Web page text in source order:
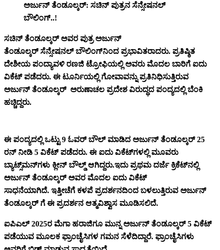
ಅರ್ಜುನ್ ತೆಂಡೂಲ್ಕರ್: ಸಚಿನ್ ಪುತ್ರನ ಸೆನ್ಸೇಷನಲ್
ಬೌಲಿಂಗ್..!
ಸಚಿನ್ ತೆಂಡೂಲ್ಕರ್ ಅವರ ಪುತ್ರ ಅರ್ಜುನ್
ತೆಂಡೂಲ್ಕರ್ ಸೆನ್ಸೇಷನಲ್ ಬೌಲಿಂಗ್‌ನಿಂದ ಪ್ರಭಾವಿತರಾದರು. ಪ್ರತಿಷ್ಠಿತ
ದೇಶೀಯ ಪಂದ್ಯಾವಳಿ ರಣಜಿ ಟ್ರೋಫಿಯಲ್ಲಿ ಅವರು ಮೊದಲ ಬಾರಿಗೆ ಐದು
ವಿಕೆಟ್ ಪಡೆದರು. ಈ ಟೂರ್ನಿಯಲ್ಲಿ ಗೋವಾವನ್ನು ಪ್ರತಿನಿಧಿಸುತ್ತಿರುವ
ಅರ್ಜುನ್ ತೆಂಡೂಲ್ಕರ್ ಅರುಣಾಚಲ ಪ್ರದೇಶ ವಿರುದ್ಧದ ಪಂದ್ಯದಲ್ಲಿ ಬೆಂಕಿ
ಹಚ್ಚಿದ್ದರು.
ಈ ಪಂದ್ಯದಲ್ಲಿ ಒಟ್ಟು 9 ಓವರ್ ಬೌಲ್ ಮಾಡಿದ ಅರ್ಜುನ್ ತೆಂಡೂಲ್ಕರ್ 25
ರನ್ ನೀಡಿ 5 ವಿಕೆಟ್ ಪಡೆದರು. ಈ ಐದು ವಿಕೆಟ್‌ಗಳಲ್ಲಿ ಮೂವರು
ಬ್ಯಾಟ್ಸ್‌ಮನ್‌ಗಳು ಕ್ಲೀನ್ ಬೌಲ್ಡ್ ಆಗಿದ್ದರು.ಇದು ಪ್ರಥಮ ದರ್ಜೆ ಕ್ರಿಕೆಟ್‌ನಲ್ಲಿ
ಅರ್ಜುನ್ ತೆಂಡೂಲ್ಕರ್ ಅವರ ಮೊದಲ ಐದು ವಿಕೆಟ್
ಸಾಧನೆಯಾಗಿದೆ. ಇತ್ತೀಚೆಗೆ ಕಳಪೆ ಪ್ರದರ್ಶನದಿಂದ ಬಳಲುತ್ತಿರುವ ಅರ್ಜುನ್
ತೆಂಡೂಲ್ಕರ್ ಗೆ ಈ ಪ್ರದರ್ಶನ ಆತ್ಮವಿಶ್ವಾಸ ಮೂಡಿಸಲಿದೆ.
ಐಪಿಎಲ್ 2025ರ ಮೆಗಾ ಹರಾಜಿಗೂ ಮುನ್ನ ಅರ್ಜುನ್ ತೆಂಡೂಲ್ಕರ್ 5 ವಿಕೆಟ್
ಪಡೆಯುವ ಮೂಲಕ ಫ್ರಾಂಚೈಸಿಗಳ ಗಮನ ಸೆಳೆದಿದ್ದಾರೆ. ಫ್ರಾಂಚೈಸಿಗಳು